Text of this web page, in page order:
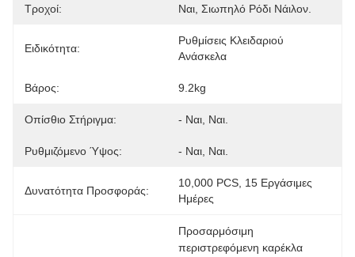
Τροχοί: Ναι, Σιωπηλό Ρόδι Νάιλον.
Ειδικότητα:
Ρυθμίσεις Κλειδαριού
Ανάσκελα
Βάρος: 9.2kg
Οπίσθιο Στήριγμα: - Ναι, Ναι.
Ρυθμιζόμενο Ύψος: - Ναι, Ναι.
Δυνατότητα Προσφοράς:
10,000 PCS, 15 Εργάσιμες
Ημέρες
Προσαρμόσιμη
περιστρεφόμενη καρέκλα